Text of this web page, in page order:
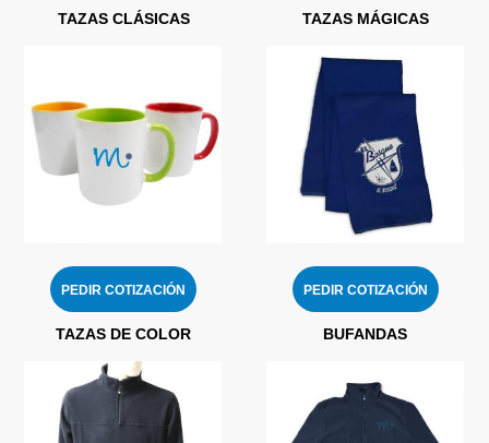
TAZAS CLÁSICAS TAZAS MÁGICAS
PEDIR COTIZACIÓN
TAZAS DE COLOR
PEDIR COTIZACIÓN
BUFANDAS